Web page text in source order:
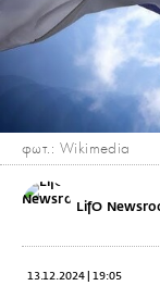
φωτ.: Wikimedia
LifO
13.12.2024 | 19:05